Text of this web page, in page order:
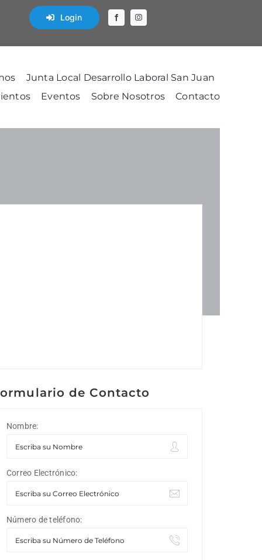
Login
Junta Local Desarrollo Laboral San Juan
Eventos Sobre Nosotros Contacto
de Contacto
Nombre:
Correo Electrónico:
Número de teléfono: